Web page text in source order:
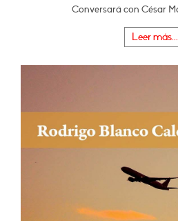
Conversará con César
Leer más...